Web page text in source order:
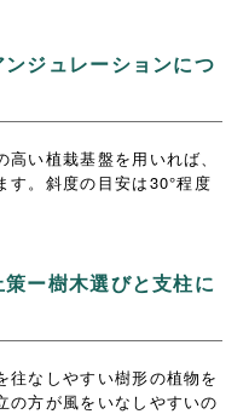
ンジュレーションにつ
い植栽基盤を用いれば、
す。斜度の目安は30°程度
策ー樹木選びと支柱に
往なしやすい樹形の植物を
の方が風をいなしやすいの